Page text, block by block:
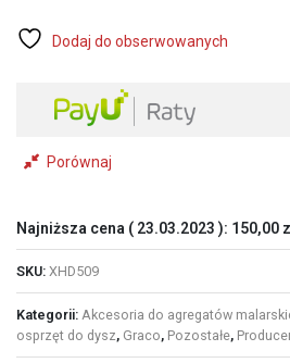
Dodaj do obserwowanych
Porównaj
Najniższa cena ( 23.03.2023 ): 150,00
SKU: XHD509
Kategorii: Akcesoria do agregatów
osprzęt do dysz, Graco, Pozostałe,